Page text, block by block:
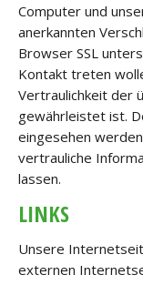
Computer und
anerkannten
Browser SSL
Kontakt treten
Vertraulichkeit der
gewährleistet ist.
eingesehen
vertrauliche
lassen.
LINKS
Unsere
externen